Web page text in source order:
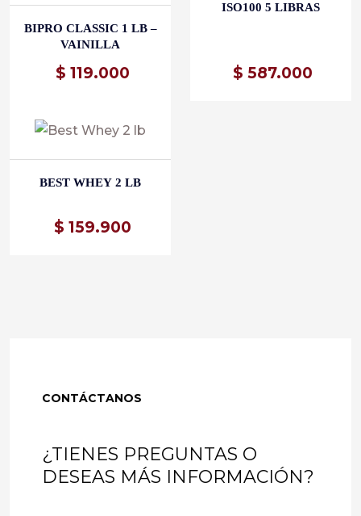
BIPRO CLASSIC 1 LB –
VAINILLA
$ 119.000
ISO100 5 LIBRAS
$ 587.000
BEST WHEY 2 LB
$ 159.900
CONTÁCTANOS
¿TIENES PREGUNTAS O
DESEAS MÁS INFORMACIÓN?